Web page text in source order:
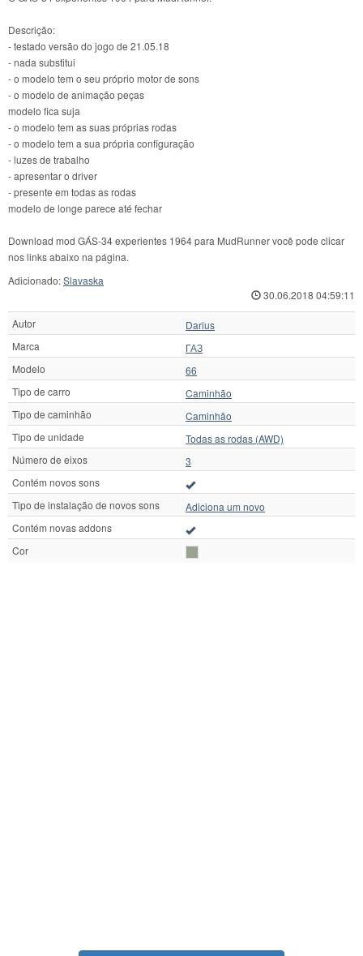
Descrição:
- testado versão do jogo de 21.05.18
- nada substitui
- o modelo tem o seu próprio motor de sons
- o modelo de animação peças
modelo fica suja
- o modelo tem as suas próprias rodas
- o modelo tem a sua própria configuração
- luzes de trabalho
- apresentar o driver
- presente em todas as rodas
modelo de longe parece até fechar
Download mod GÁS-34 experientes 1964 para MudRunner você pode clicar
nos links abaixo na página.
Adicionado:Slavaska
30.06.2018 04:59:11
Autor
Darius
Marca
ГАЗ
Modelo
66
Tipo de carro
Caminhão
Tipo de caminhão
Caminhão
Tipo de unidade
Todas as rodas (AWD)
Número de eixos
3
Contém novos sons
Tipo de instalação de novos sons
Adiciona um novo
Contém novas addons
Cor